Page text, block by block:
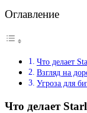
Оглавление
Что делает
Взгляд на
Угроза для
Что делает